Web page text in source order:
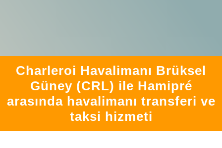
Charleroi Havalimanı Brüksel
Güney (CRL) ile Hamipré
arasında havalimanı transferi ve
taksi hizmeti